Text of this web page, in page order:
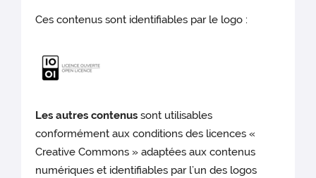
Ces contenus sont identifiables par le logo :
Les autres contenussont utilisables
conformément aux conditions des licences «
Creative Commons » adaptées aux contenus
numériques et identifiables par l’un des logos